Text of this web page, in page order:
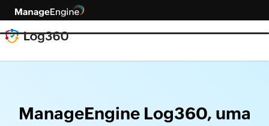
ManageEngine Log360, uma